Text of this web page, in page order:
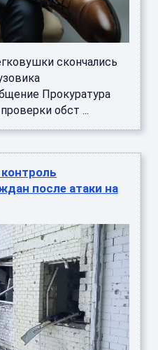
скончались
Прокуратура
обст ...
после атаки на